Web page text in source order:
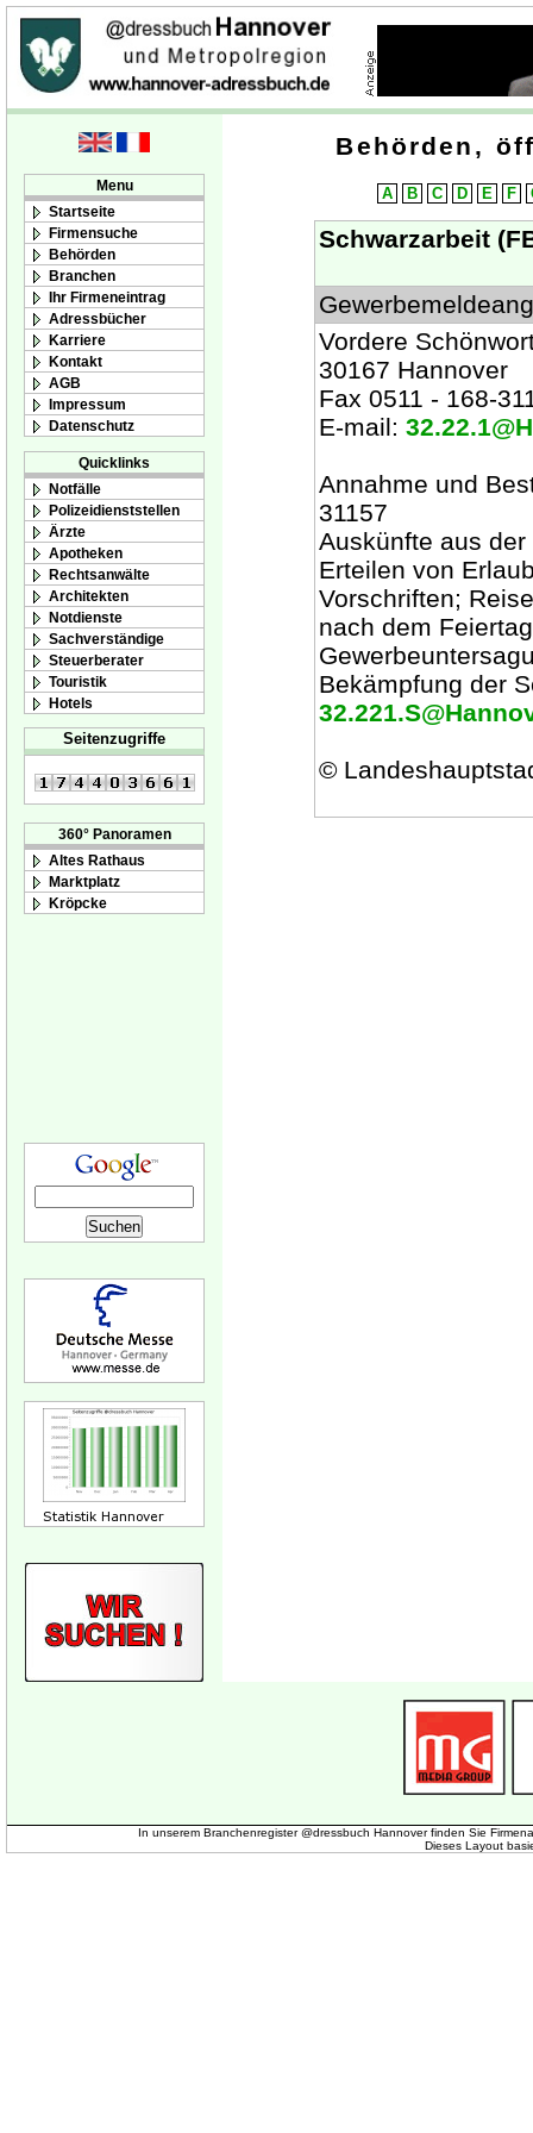
Menu
Startseite
Firmensuche
Behörden
Branchen
Ihr Firmeneintrag
Adressbücher
Karriere
Kontakt
AGB
Impressum
Datenschutz
Quicklinks
Notfälle
Polizeidienststellen
Ärzte
Apotheken
Rechtsanwälte
Architekten
Notdienste
Sachverständige
Steuerberater
Touristik
Hotels
Seitenzugriffe
360° Panoramen
Altes Rathaus
Marktplatz
Kröpcke
Behörden,
A B C D E F
Schwarzarbeit
Vordere
30167 Hannover
Fax 0511 - 168-
E-mail:
Annahme und
31157
Auskünfte aus der
Erteilen von
Vorschriften;
nach dem
Bekämpfung der
©
In unserem Branchenregister @dressbuch Hannover finden Sie
Dieses Layout